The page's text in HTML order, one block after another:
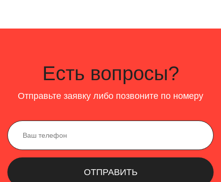
Есть вопросы?
Отправьте заявку либо позвоните по номеру
ОТПРАВИТЬ